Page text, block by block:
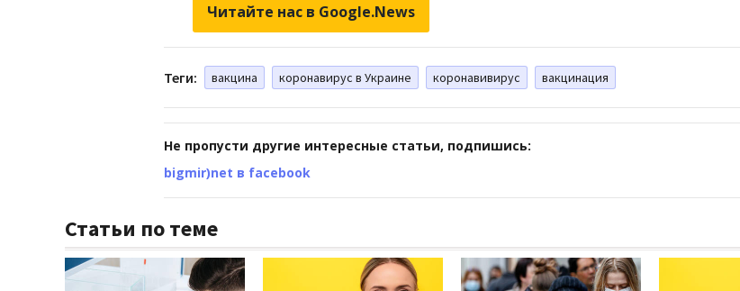
Читайте нас в Google.News
Теги: вакцина коронавирус в Украине коронавивирус вакцинация
Не пропусти другие интересные статьи, подпишись:
bigmir)net в facebook
Статьи по теме